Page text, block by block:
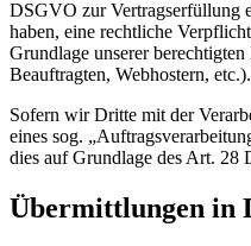
DSGVO zur Vertragserfüllung
haben, eine rechtliche
Grundlage unserer
Beauftragten, Webhostern, etc.).
Sofern wir Dritte mit der
eines sog.
dies auf Grundlage des Art. 28
Übermittlungen in